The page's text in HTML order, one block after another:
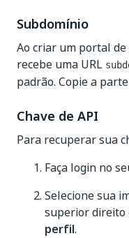
Subdomínio
Ao criar um portal
recebe uma URL
padrão. Copie a parte
Chave de API
Para recuperar sua
Faça login no
Selecione sua
superior direito
perfil.